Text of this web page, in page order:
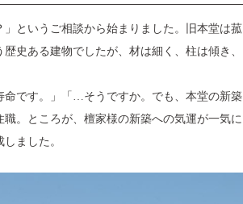
」というご相談から始まりました。旧本堂は菰
史ある建物でしたが、材は細く、柱は傾き、
命です。」「…そうですか。でも、本堂の新築
。ところが、檀家様の新築への気運が一気に
ました。